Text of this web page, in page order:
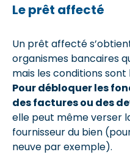
Le prêt affecté
Un prêt affecté
organismes bancaires
mais les conditions
Pour débloquer les
des factures ou des
elle peut même verser
fournisseur du bien
neuve par exemple).